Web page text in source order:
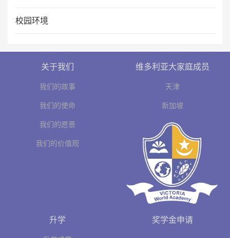
校园环境
关于我们
我们的故事
我们的使命
我们的愿景
我们的价值观
维多利亚大家庭成员
天津
新加坡
升学 奖学金申请